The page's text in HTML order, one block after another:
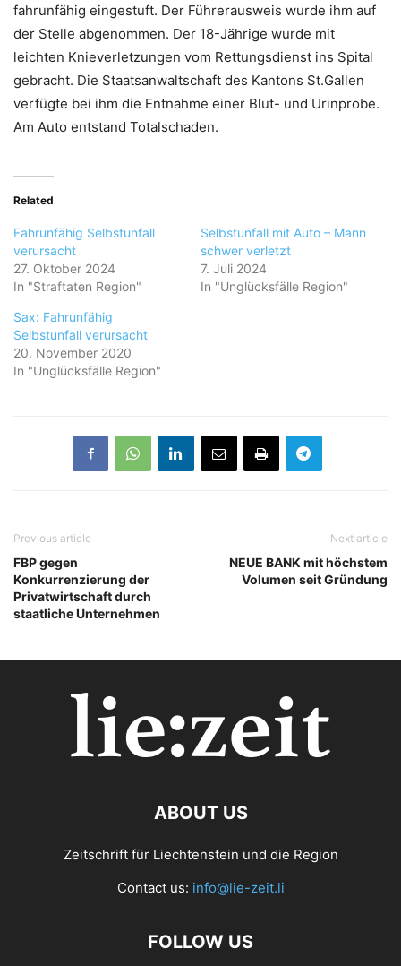
fahrunfähig eingestuft. Der Führerausweis wurde ihm auf
der Stelle abgenommen. Der 18-Jährige wurde mit
leichten Knieverletzungen vom Rettungsdienst ins Spital
gebracht. Die Staatsanwaltschaft des Kantons St.Gallen
verfügte bei ihm die Entnahme einer Blut- und Urinprobe.
Am Auto entstand Totalschaden.
Related
Fahrunfähig Selbstunfall
verursacht
27. Oktober 2024
In "Straftaten Region"
Selbstunfall mit Auto – Mann
schwer verletzt
7. Juli 2024
In "Unglücksfälle Region"
Sax: Fahrunfähig
Selbstunfall verursacht
20. November 2020
In "Unglücksfälle Region"
Previous article
FBP gegen
Konkurrenzierung der
Privatwirtschaft durch
staatliche Unternehmen
Next article
NEUE BANK mit höchstem
Volumen seit Gründung
ABOUT US
Zeitschrift für Liechtenstein und die Region
Contact us: info@lie-zeit.li
FOLLOW US